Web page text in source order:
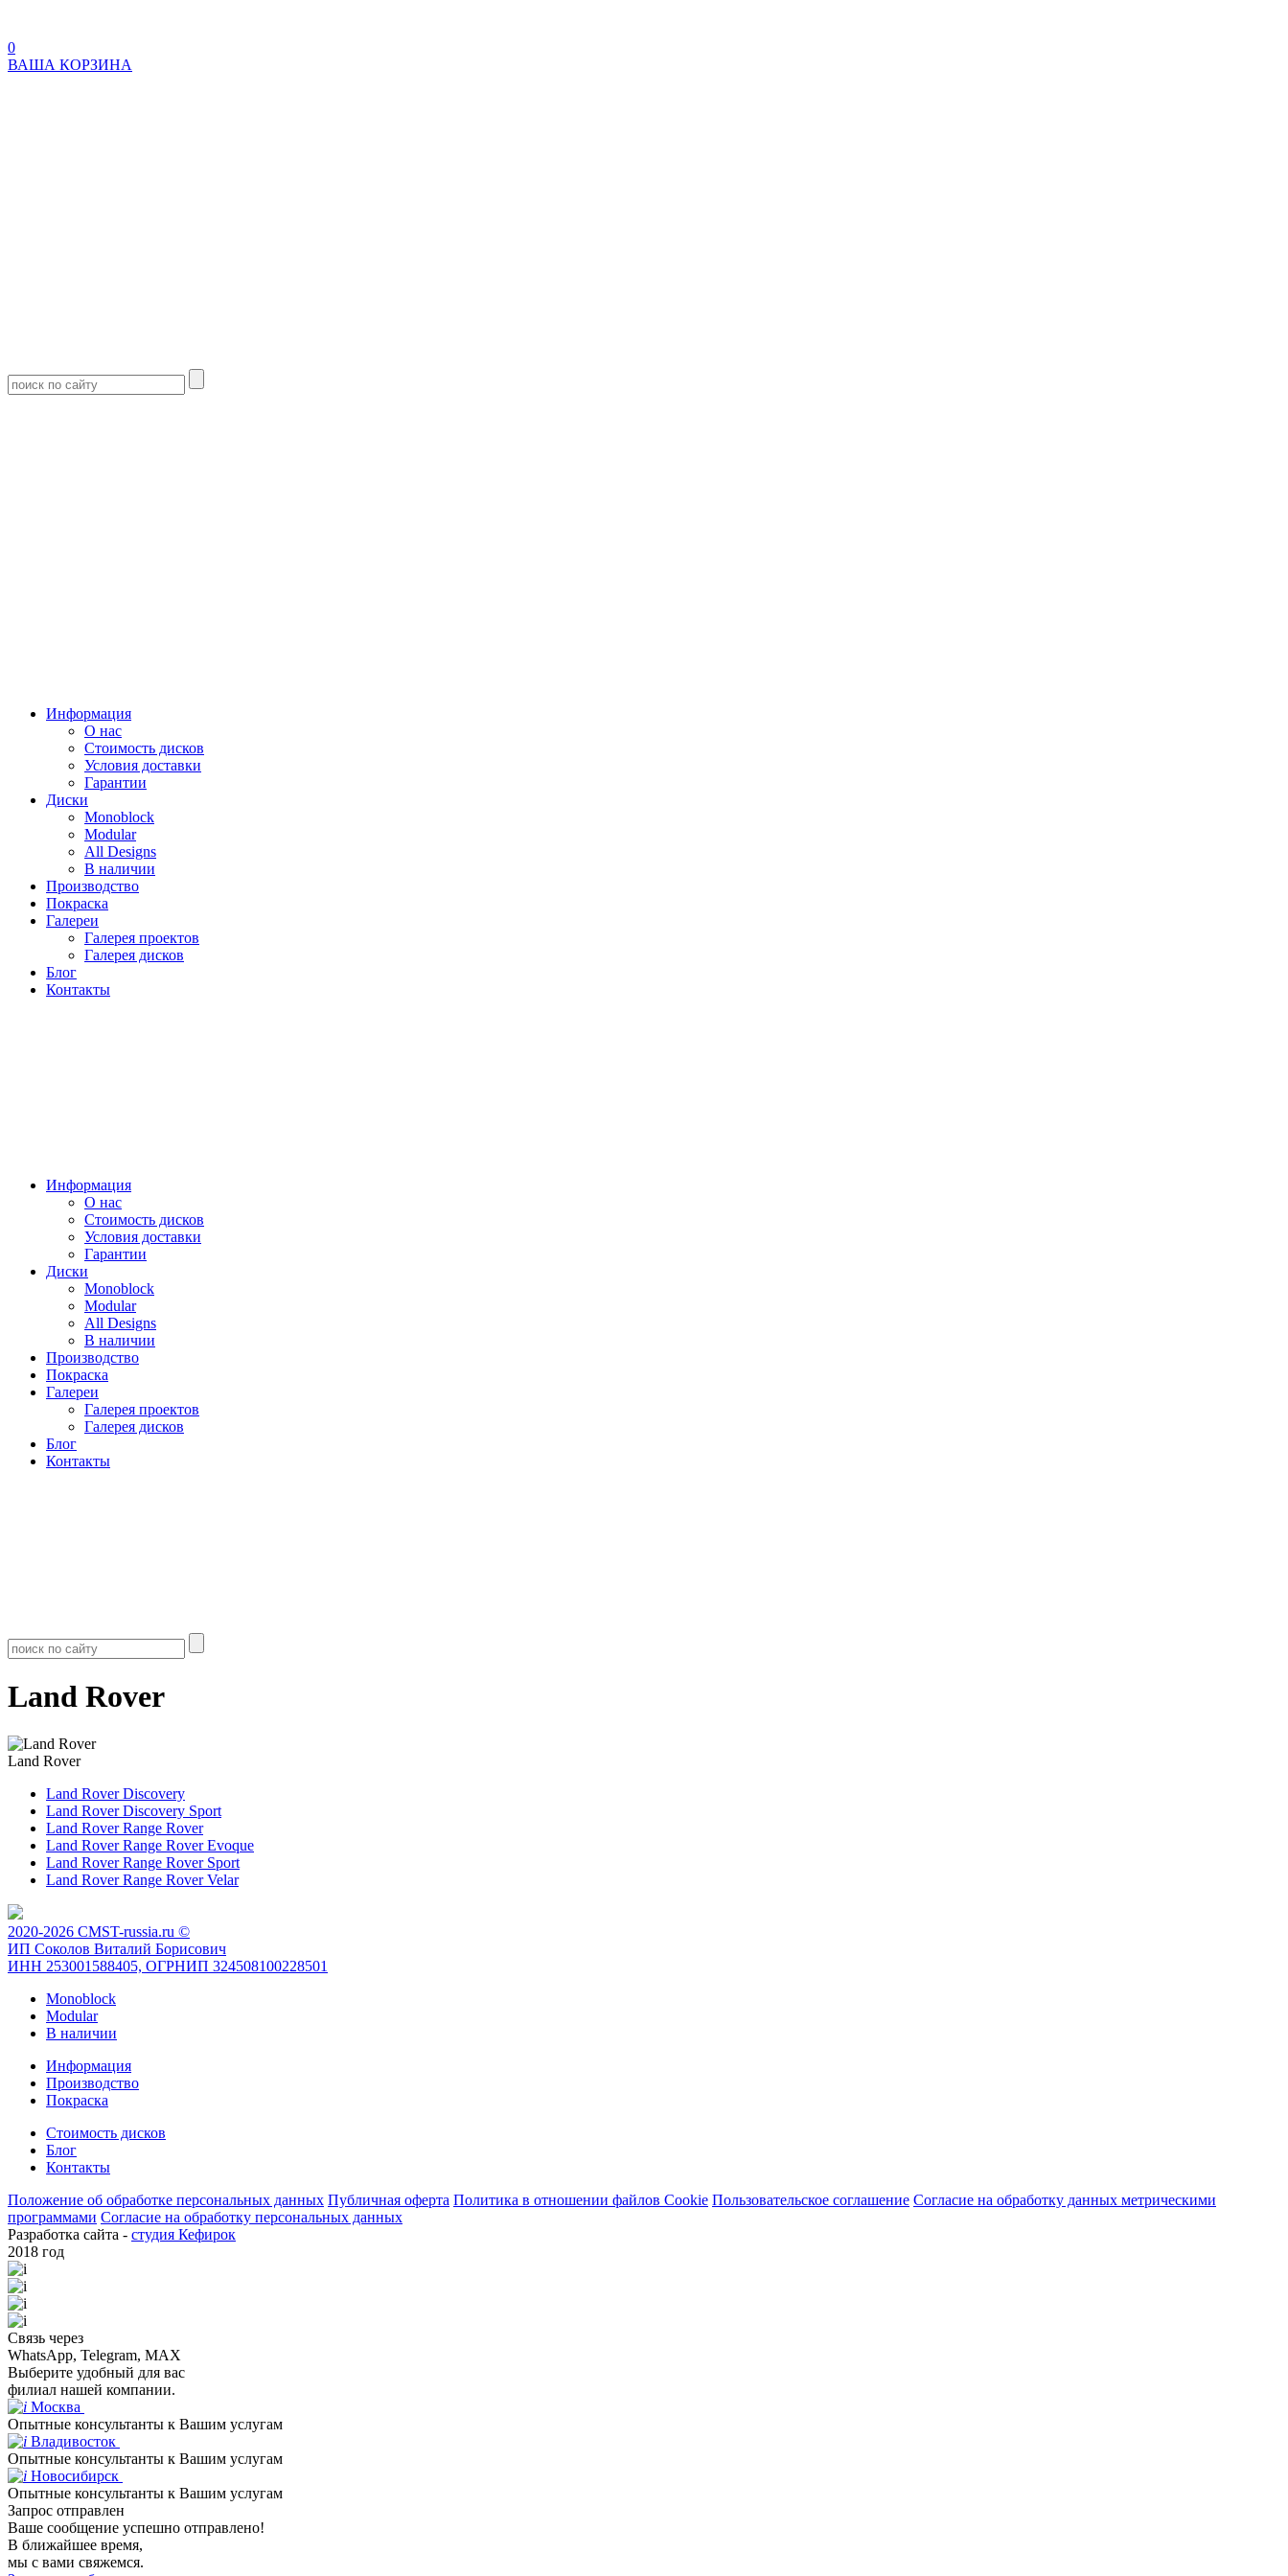
0
ВАША КОРЗИНА
Информация
О нас
Стоимость дисков
Условия доставки
Гарантии
Диски
Monoblock
Modular
All Designs
В наличии
Производство
Покраска
Галереи
Галерея проектов
Галерея дисков
Блог
Контакты
Информация
О нас
Стоимость дисков
Условия доставки
Гарантии
Диски
Monoblock
Modular
All Designs
В наличии
Производство
Покраска
Галереи
Галерея проектов
Галерея дисков
Блог
Контакты
Land Rover
Land Rover
Land Rover Discovery
Land Rover Discovery Sport
Land Rover Range Rover
Land Rover Range Rover Evoque
Land Rover Range Rover Sport
Land Rover Range Rover Velar
2020-2026 CMST-russia.ru ©
ИП Соколов Виталий Борисович
ИНН 253001588405, ОГРНИП 324508100228501
Monoblock
Modular
В наличии
Информация
Производство
Покраска
Стоимость дисков
Блог
Контакты
Положение об обработке персональных данных Публичная оферта Политика в отношении файлов Cookie Пользовательское соглашение Согласие на обработку данных метрическими
программами Согласие на обработку персональных данных
Разработка сайта - студия Кефирок
2018 год
Связь через
WhatsApp, Telegram, MAX
Выберите удобный для вас
филиал нашей компании.
Москва
Опытные консультанты к Вашим услугам
Владивосток
Опытные консультанты к Вашим услугам
Новосибирск
Опытные консультанты к Вашим услугам
Запрос отправлен
Ваше сообщение успешно отправлено!
В ближайшее время,
мы с вами свяжемся.